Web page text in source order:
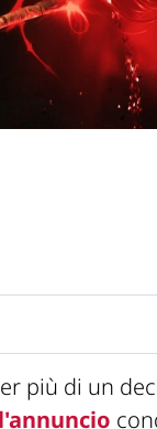
più di un
l'annuncio